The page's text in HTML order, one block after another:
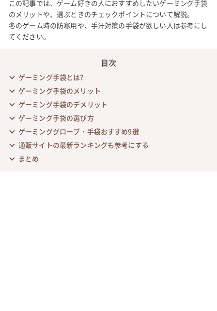
この記事では、ゲーム好きの人におすすめしたいゲーミング手袋
のメリットや、選ぶときのチェックポイントについて解説。
冬のゲーム時の防寒用や、手汗対策の手袋が欲しい人は参考にし
てください。
目次
ゲーミング手袋とは?
ゲーミング手袋のメリット
ゲーミング手袋のデメリット
ゲーミング手袋の選び方
ゲーミンググローブ・手袋おすすめ9選
通販サイトの最新ランキングも参考にする
まとめ